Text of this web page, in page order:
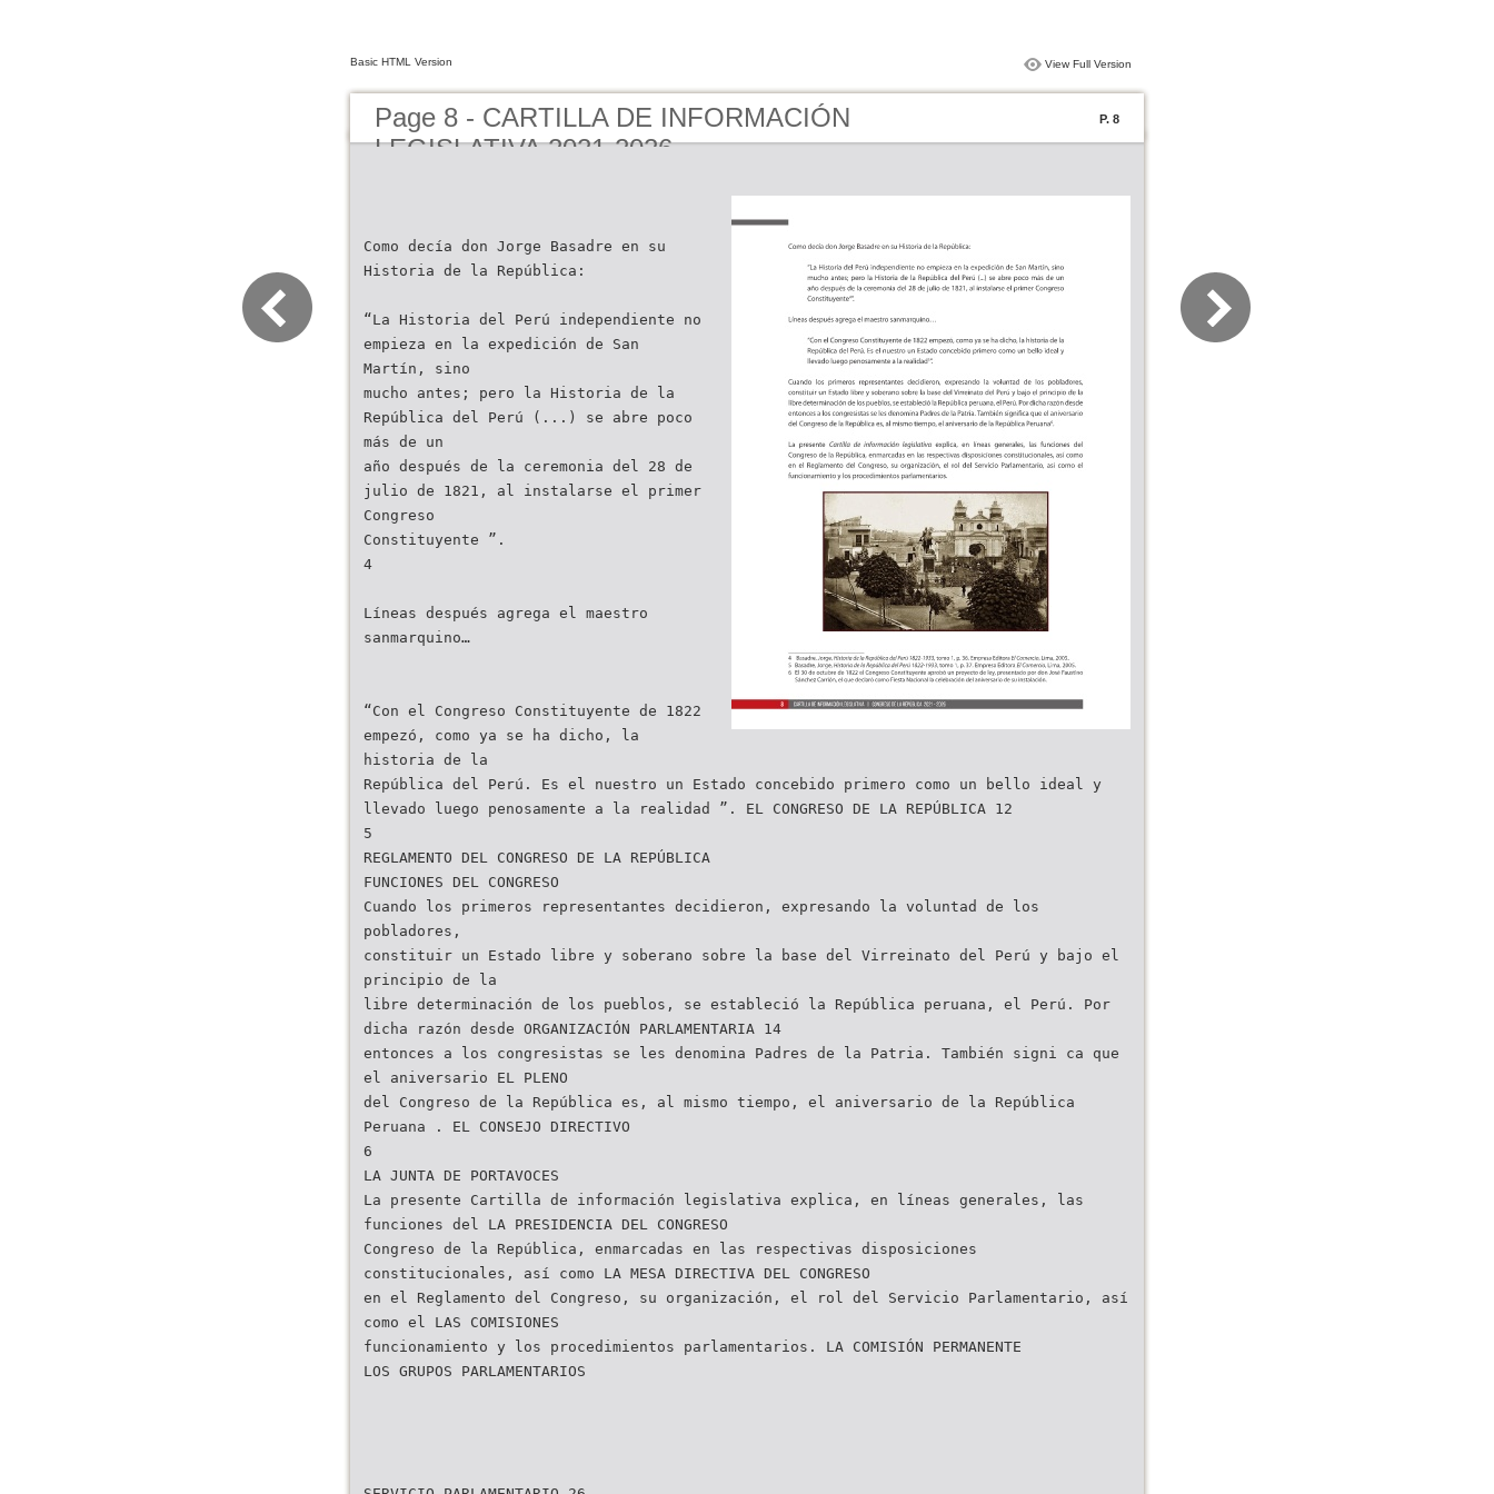
Basic HTML Version View Full Version
Page 8 - CARTILLA DE INFORMACIÓN
LEGISLATIVA 2021-2026
P. 8
Como decía don Jorge Basadre en su
Historia de la República:
“La Historia del Perú independiente no
empieza en la expedición de San
Martín, sino
mucho antes; pero la Historia de la
República del Perú (...) se abre poco
más de un
año después de la ceremonia del 28 de
julio de 1821, al instalarse el primer
Congreso
Constituyente ”.
4
Líneas después agrega el maestro
sanmarquino…
“Con el Congreso Constituyente de 1822
empezó, como ya se ha dicho, la
historia de la
República del Perú. Es el nuestro un Estado concebido primero como un bello ideal y
llevado luego penosamente a la realidad ”. EL CONGRESO DE LA REPÚBLICA 12
5
REGLAMENTO DEL CONGRESO DE LA REPÚBLICA
FUNCIONES DEL CONGRESO
Cuando los primeros representantes decidieron, expresando la voluntad de los
pobladores,
constituir un Estado libre y soberano sobre la base del Virreinato del Perú y bajo el
principio de la
libre determinación de los pueblos, se estableció la República peruana, el Perú. Por
dicha razón desde ORGANIZACIÓN PARLAMENTARIA 14
entonces a los congresistas se les denomina Padres de la Patria. También signi ca que
el aniversario EL PLENO
del Congreso de la República es, al mismo tiempo, el aniversario de la República
Peruana . EL CONSEJO DIRECTIVO
6
LA JUNTA DE PORTAVOCES
La presente Cartilla de información legislativa explica, en líneas generales, las
funciones del LA PRESIDENCIA DEL CONGRESO
Congreso de la República, enmarcadas en las respectivas disposiciones
constitucionales, así como LA MESA DIRECTIVA DEL CONGRESO
en el Reglamento del Congreso, su organización, el rol del Servicio Parlamentario, así
como el LAS COMISIONES
funcionamiento y los procedimientos parlamentarios. LA COMISIÓN PERMANENTE
LOS GRUPOS PARLAMENTARIOS